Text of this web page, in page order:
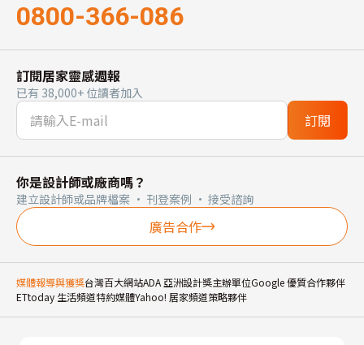
0800-366-086
訂閱居家靈感週報
已有 38,000+ 位讀者加入
訂閱
你是設計師或廠商嗎？
建立設計師或品牌檔案 · 刊登案例 · 接受諮詢
廣告合作
媒體報導與獲獎台灣百大網站ADA 亞洲設計獎主辦單位Google 優質合作夥伴
ETtoday 生活頻道特約媒體Yahoo! 居家頻道策略夥伴